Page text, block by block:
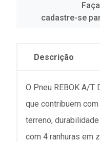
cadastre-se
Descrição
O Pneu REBOK A/T
que contribuem
terreno,
com 4 ranhuras em